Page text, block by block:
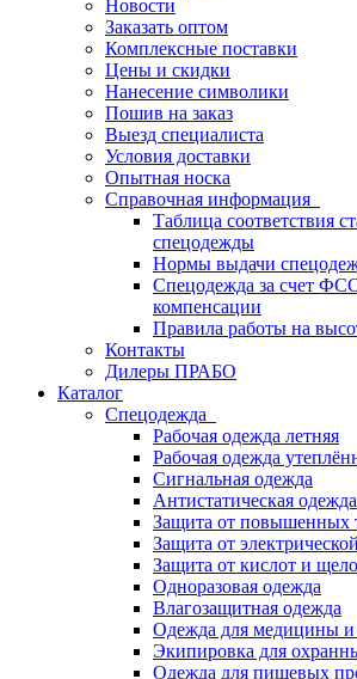
Новости
Заказать оптом
Комплексные поставки
Цены и скидки
Нанесение символики
Пошив на заказ
Выезд специалиста
Условия доставки
Опытная носка
Справочная информация
Таблица соответствия
спецодежды
Нормы выдачи
Спецодежда за счет
компенсации
Правила работы на
Контакты
Дилеры ПРАБО
Каталог
Спецодежда
Рабочая одежда летняя
Рабочая одежда
Сигнальная одежда
Антистатическая одежда
Защита от повышенных
Защита от
Защита от кислот и
Одноразовая одежда
Влагозащитная одежда
Одежда для медицины и
Экипировка для
Одежда для пищевых